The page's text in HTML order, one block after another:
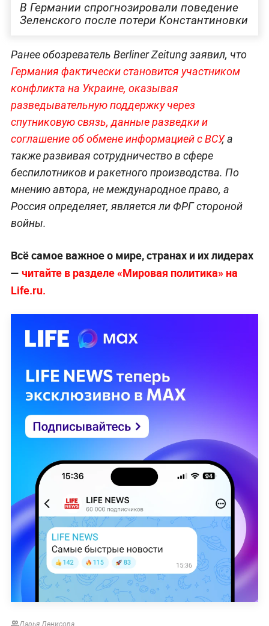
В Германии спрогнозировали поведение
Зеленского после потери Константиновки
Ранее обозреватель Berliner Zeitung заявил, что
Германия фактически становится участником
конфликта на Украине, оказывая
разведывательную поддержку через
спутниковую связь, данные разведки и
соглашение об обмене информацией с ВСУ, а
также развивая сотрудничество в сфере
беспилотников и ракетного производства. По
мнению автора, не международное право, а
Россия определяет, является ли ФРГ стороной
войны.
Всё самое важное о мире, странах и их лидерах
— читайте в разделе «Мировая политика» на
Life.ru.
Дарья Денисова